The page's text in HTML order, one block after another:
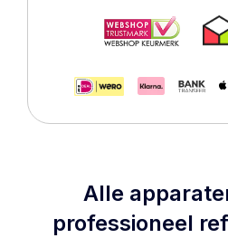
Alle
professioneel